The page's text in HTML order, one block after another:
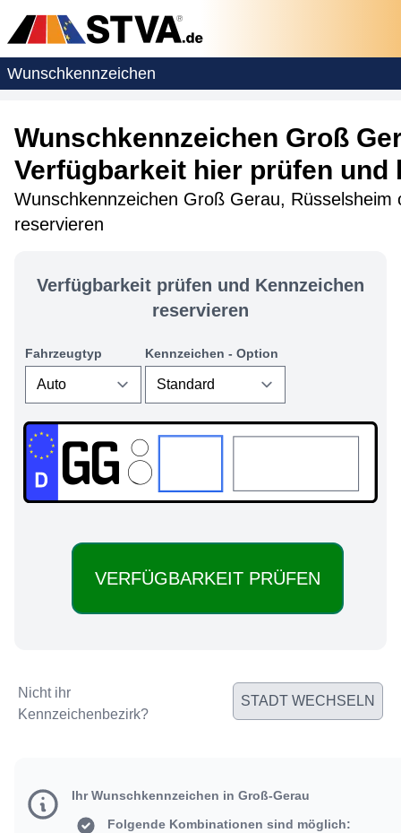
Wunschkennzeichen
Wunschkennzeichen Groß
Verfügbarkeit hier prüfen und
Wunschkennzeichen Groß Gerau, Rüsselsheim
reservieren
Verfügbarkeit prüfen und Kennzeichen
reservieren
Fahrzeugtyp Kennzeichen - Option
GG:
Nicht ihr
Kennzeichenbezirk?
STADT WECHSELN
Ihr Wunschkennzeichen in Groß-Gerau
Folgende Kombinationen sind möglich: